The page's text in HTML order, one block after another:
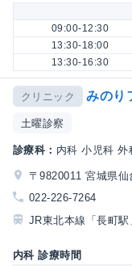
09:00-12:30
13:30-18:00
13:30-16:30
クリニック みのり
土曜診察
診療科： 内科 小児科 外
〒9820011 宮城県
022-226-7264
JR東北本線「長町
内科 診療時間